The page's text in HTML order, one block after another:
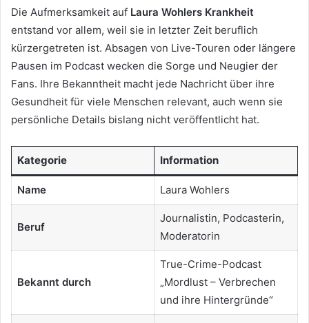
Die Aufmerksamkeit auf Laura Wohlers Krankheit
entstand vor allem, weil sie in letzter Zeit beruflich
kürzergetreten ist. Absagen von Live-Touren oder längere
Pausen im Podcast wecken die Sorge und Neugier der
Fans. Ihre Bekanntheit macht jede Nachricht über ihre
Gesundheit für viele Menschen relevant, auch wenn sie
persönliche Details bislang nicht veröffentlicht hat.
Kategorie Information
Name Laura Wohlers
Beruf
Journalistin, Podcasterin,
Moderatorin
Bekannt durch
True-Crime-Podcast
„Mordlust – Verbrechen
und ihre Hintergründe“